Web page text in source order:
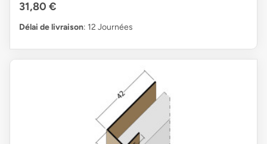
31,80 €
Délai de livraison: 12 Journées